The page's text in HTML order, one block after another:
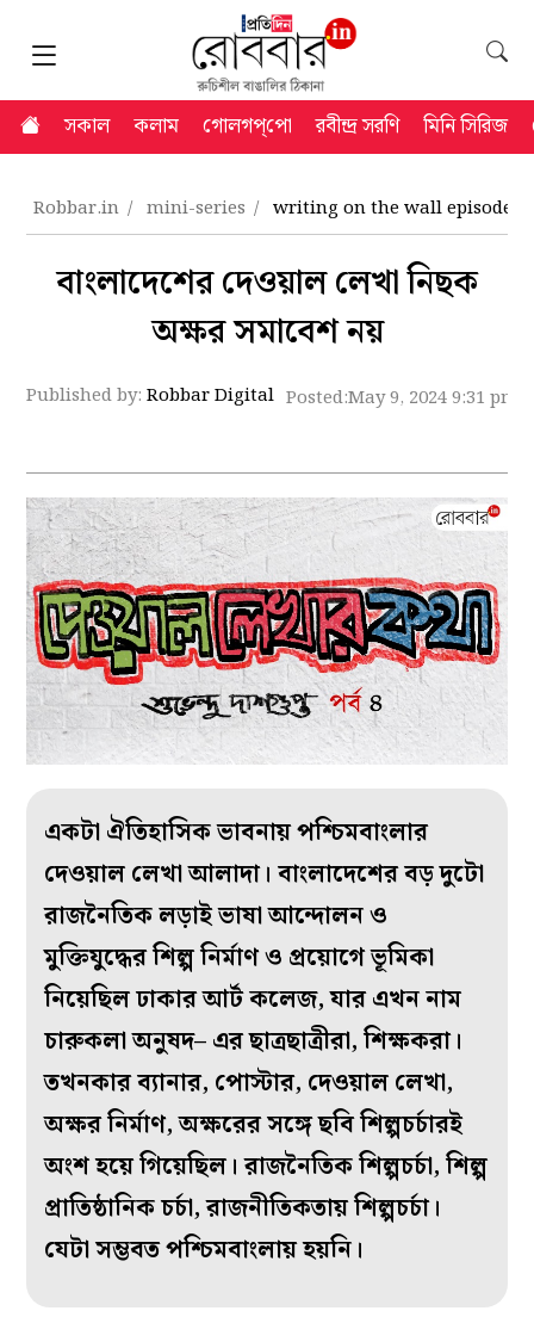
সকাল কলাম গোলগপ্‌পো রবীন্দ্র সরণি মিনি সিরিজ
Robbar.in mini-series writing on the wall episode 4
বাংলাদেশের দেওয়াল লেখা নিছক
অক্ষর সমাবেশ নয়
Published by:Robbar Digital Posted:May 9, 2024 9:31 pm
একটা ঐতিহাসিক ভাবনায় পশ্চিমবাংলার
দেওয়াল লেখা আলাদা। বাংলাদেশের বড় দুটো
রাজনৈতিক লড়াই ভাষা আন্দোলন ও
মুক্তিযুদ্ধের শিল্প নির্মাণ ও প্রয়োগে ভূমিকা
নিয়েছিল ঢাকার আর্ট কলেজ, যার এখন নাম
চারুকলা অনুষদ– এর ছাত্রছাত্রীরা, শিক্ষকরা।
তখনকার ব‌্যানার, পোস্টার, দেওয়াল লেখা,
অক্ষর নির্মাণ, অক্ষরের সঙ্গে ছবি শিল্পচর্চারই
অংশ হয়ে গিয়েছিল। রাজনৈতিক শিল্পচর্চা, শিল্প
প্রাতিষ্ঠানিক চর্চা, রাজনীতিকতায় শিল্পচর্চা।
যেটা সম্ভবত পশ্চিমবাংলায় হয়নি।